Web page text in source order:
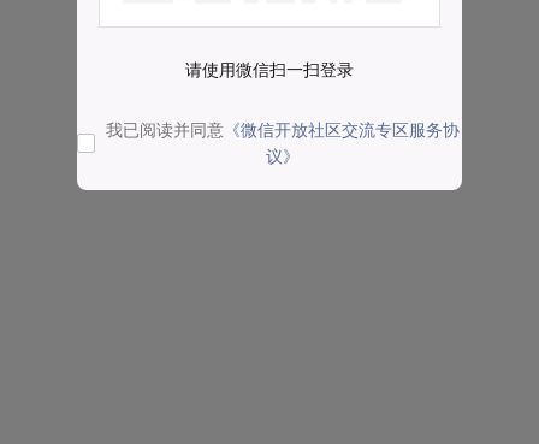
请使用微信扫一扫登录
我已阅读并同意 《微信开放社区交流专区服务协
议》